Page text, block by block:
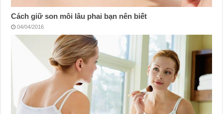
Cách giữ son môi lâu phai bạn nên biết
04/04/2016